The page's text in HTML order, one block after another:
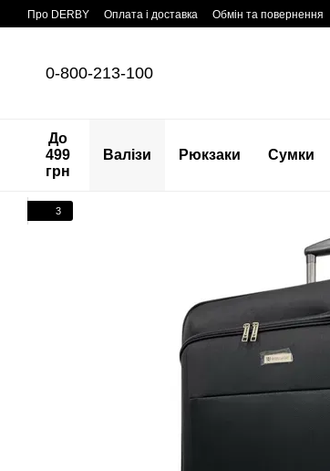
Перейти до основного контенту
Про DERBY Оплата і доставка Обмін та повернення
0-800-213-100
До
499
грн
Валізи Рюкзаки Сумки
3